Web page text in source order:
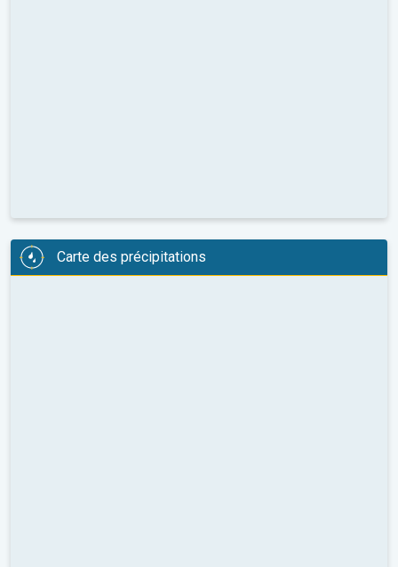
Carte des précipitations